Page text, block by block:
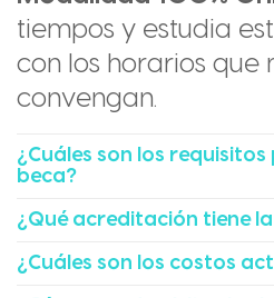
tiempos y estudia
con los horarios que
convengan.
¿Cuáles son los
beca?
¿Qué acreditación tiene
¿Cuáles son los costos